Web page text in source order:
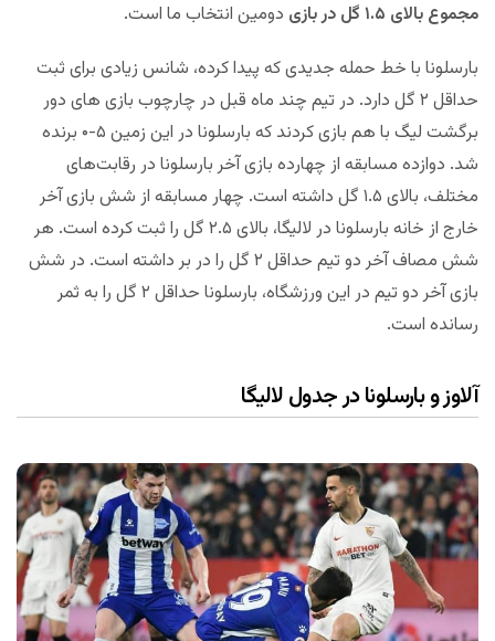
مجموع بالای ۱.۵ گل در بازی
دومین انتخاب ما است.
بارسلونا با خط حمله جدیدی که پیدا کرده، شانس زیادی برای ثبت
حداقل ۲ گل دارد. در تیم چند ماه قبل در چارچوب بازی های دور
برگشت لیگ با هم بازی کردند که بارسلونا در این زمین ۵-۰ برنده
شد. دوازده مسابقه از چهارده بازی آخر بارسلونا در رقابت‌های
مختلف، بالای ۱.۵ گل داشته است. چهار مسابقه از شش بازی آخر
خارج از خانه بارسلونا در لالیگا، بالای ۲.۵ گل را ثبت کرده است. هر
شش مصاف آخر دو تیم حداقل ۲ گل را در بر داشته است. در شش
بازی آخر دو تیم در این ورزشگاه، بارسلونا حداقل ۲ گل را به ثمر
رسانده است.
آلاوز و بارسلونا در جدول لالیگا